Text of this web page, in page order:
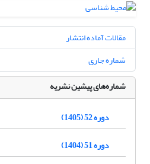
مقالات آماده انتشار
شماره جاری
شماره‌های پیشین نشریه
دوره 52 (1405)
دوره 51 (1404)